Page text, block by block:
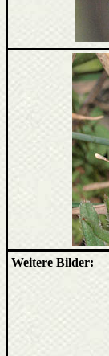
Weitere Bilder: